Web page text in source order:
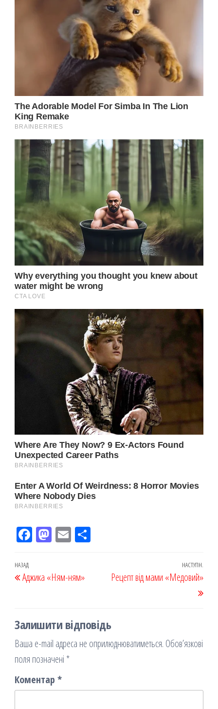
Fac
k
M
on
Em
Навігація
записів
Попередній
запис
НАЗАД
Аджика «Ням-ням»
НАСТУПН.
Рецепт від мами «Медовий»
Залишити відповідь
Ваша e-mail адреса не оприлюднюватиметься. Обов’язкові
поля позначені *
Коментар *